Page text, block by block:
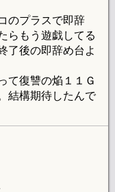
のプラスで即辞
らもう遊戯してる
了後の即辞め台よ
て復讐の焔１１Ｇ
結構期待したんで